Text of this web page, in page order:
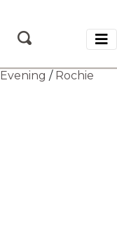
Evening / Rochie